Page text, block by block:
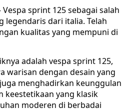
Vespa sprint 125 sebagai salah
legendaris dari italia. Telah
kualitas yang mempuni di
adalah vespa sprint 125,
warisan dengan desain yang
menghadirkan keunggulan
keestetikaan yang klasik
moderen di berbadai